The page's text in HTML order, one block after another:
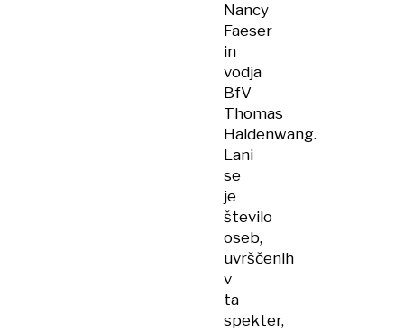
Nancy
Faeser
in
vodja
BfV
Thomas
Haldenwang.
Lani
se
je
število
oseb,
uvrščenih
v
ta
spekter,